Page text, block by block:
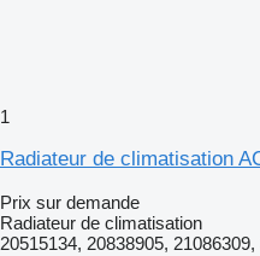
1
Radiateur de climatisation
Prix sur demande
Radiateur de climatisation
20515134, 20838905, 21086309,